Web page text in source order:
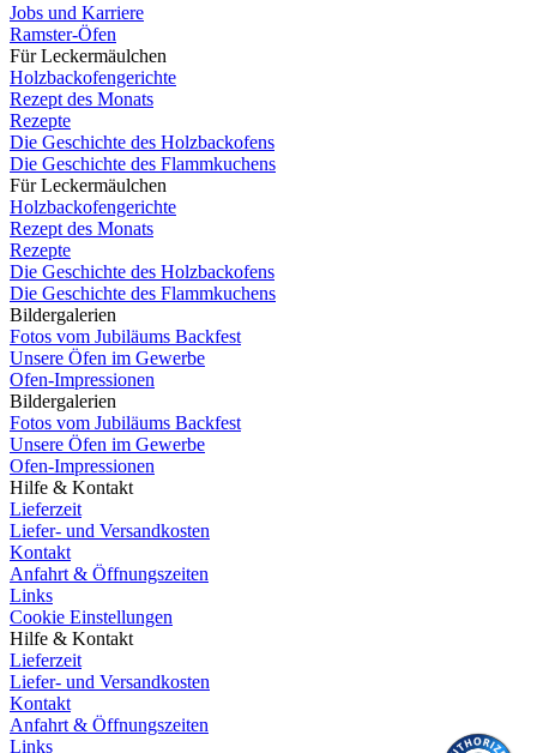
Jobs und Karriere
Ramster-Öfen
Für Leckermäulchen
Holzbackofengerichte
Rezept des Monats
Rezepte
Die Geschichte des Holzbackofens
Die Geschichte des Flammkuchens
Für Leckermäulchen
Holzbackofengerichte
Rezept des Monats
Rezepte
Die Geschichte des Holzbackofens
Die Geschichte des Flammkuchens
Bildergalerien
Fotos vom Jubiläums Backfest
Unsere Öfen im Gewerbe
Ofen-Impressionen
Bildergalerien
Fotos vom Jubiläums Backfest
Unsere Öfen im Gewerbe
Ofen-Impressionen
Hilfe & Kontakt
Lieferzeit
Liefer- und Versandkosten
Kontakt
Anfahrt & Öffnungszeiten
Links
Cookie Einstellungen
Hilfe & Kontakt
Lieferzeit
Liefer- und Versandkosten
Kontakt
Anfahrt & Öffnungszeiten
Links